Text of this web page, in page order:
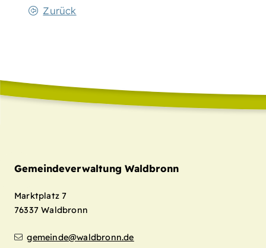
Zurück
Gemeindeverwaltung Waldbronn
Marktplatz 7
76337 Waldbronn
gemeinde@waldbronn.de